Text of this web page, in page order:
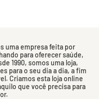
uma empresa feita por
para oferecer saúde,
1990, somos uma loja,
para o seu dia a dia, a fim
Criamos esta loja online
que você precisa para